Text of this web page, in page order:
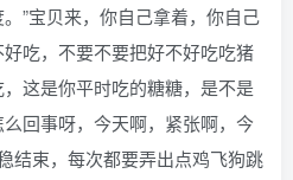
”宝贝来，你自己拿着，你自己
吃，不要不要把好不好吃吃猪
这是你平时吃的糖糖，是不是
回事呀，今天啊，紧张啊，今
结束，每次都要弄出点鸡飞狗跳